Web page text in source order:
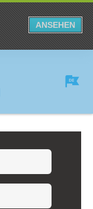
ANSEHEN